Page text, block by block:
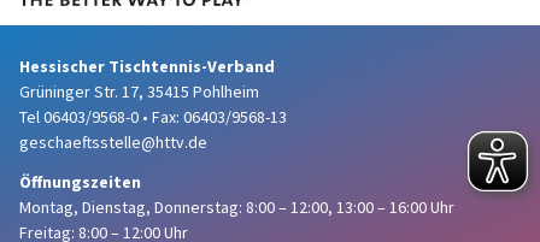
Hessischer Tischtennis-Verband
Grüninger Str. 17, 35415 Pohlheim
Tel 06403/9568-0 • Fax: 06403/9568-13
geschaeftsstelle@httv.de
Öffnungszeiten
Montag, Dienstag, Donnerstag: 8:00 – 12:00, 13:00 – 16:00 Uhr
Freitag: 8:00 – 12:00 Uhr